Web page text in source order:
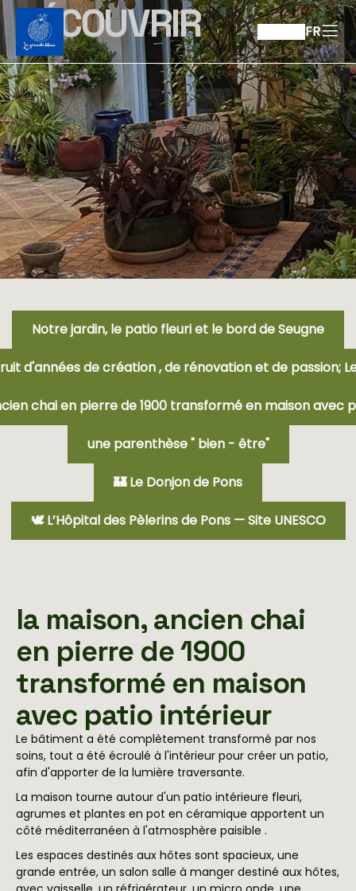
FR
DÉCOUVRIR
Notre jardin, le patio fleuri et le bord de Seugne
d'années de création , de rénovation et de passion;
chai en pierre de 1900 transformé en maison avec
une parenthèse " bien - être"
🏰 Le Donjon de Pons
🕊️ L’Hôpital des Pèlerins de Pons — Site UNESCO
la maison, ancien chai
en pierre de 1900
transformé en maison
avec patio intérieur
Le bâtiment a été complètement transformé par nos
soins, tout a été écroulé à l'intérieur pour créer un patio,
afin d'apporter de la lumière traversante.
La maison tourne autour d'un patio intérieure fleuri,
agrumes et plantes en pot en céramique apportent un
côté méditerranéen à l'atmosphère paisible .
Les espaces destinés aux hôtes sont spacieux, une
grande entrée, un salon salle à manger destiné aux hôtes,